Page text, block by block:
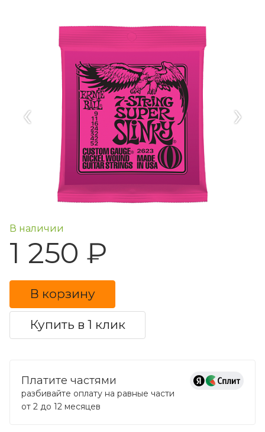
‹ ›
В наличии
1 250 ₽
В корзину
Купить в 1 клик
Платите частями
разбивайте оплату на равные части
от 2 до 12 месяцев